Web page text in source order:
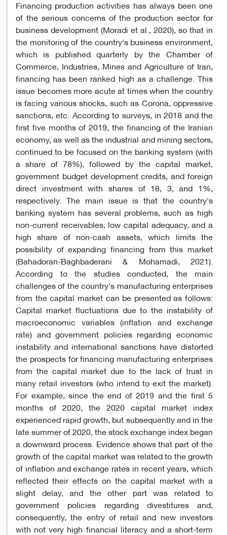
Financing production activities has always been one
of the serious concerns of the production sector for
business development (Moradi et al., 2020), so that in
the monitoring of the country's business environment,
which is published quarterly by the Chamber of
Commerce, Industries, Mines and Agriculture of Iran,
financing has been ranked high as a challenge. This
issue becomes more acute at times when the country
is facing various shocks, such as Corona, oppressive
sanctions, etc. According to surveys, in 2018 and the
first five months of 2019, the financing of the Iranian
economy, as well as the industrial and mining sectors,
continued to be focused on the banking system (with
a share of 78%), followed by the capital market,
government budget development credits, and foreign
direct investment with shares of 18, 3, and 1%,
respectively. The main issue is that the country's
banking system has several problems, such as high
non-current receivables, low capital adequacy, and a
high share of non-cash assets, which limits the
possibility of expanding financing from this market
(Bahadoran-Baghbaderani & Mohamadi, 2021).
According to the studies conducted, the main
challenges of the country's manufacturing enterprises
from the capital market can be presented as follows:
Capital market fluctuations due to the instability of
macroeconomic variables (inflation and exchange
rate) and government policies regarding economic
instability and international sanctions have distorted
the prospects for financing manufacturing enterprises
from the capital market due to the lack of trust in
many retail investors (who intend to exit the market).
For example, since the end of 2019 and the first 5
months of 2020, the 2020 capital market index
experienced rapid growth, but subsequently and in the
late summer of 2020, the stock exchange index began
a downward process. Evidence shows that part of the
growth of the capital market was related to the growth
of inflation and exchange rates in recent years, which
reflected their effects on the capital market with a
slight delay, and the other part was related to
government policies regarding divestitures and,
consequently, the entry of retail and new investors
with not very high financial literacy and a short-term